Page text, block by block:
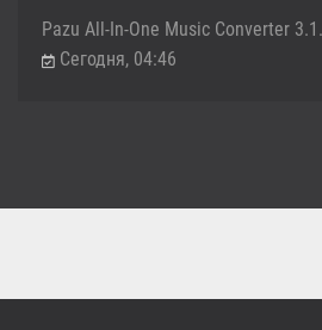
Pazu All-In-One Music Converter
Сегодня, 04:46